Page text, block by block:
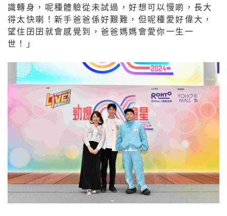
識轉身，呢種體驗從未試過，好想可以慢啲，長大
得太快喇！新手爸爸係好艱難，但呢種愛好偉大，
望住囝囝就會感覺到，爸爸媽媽會愛你一生一
世！」